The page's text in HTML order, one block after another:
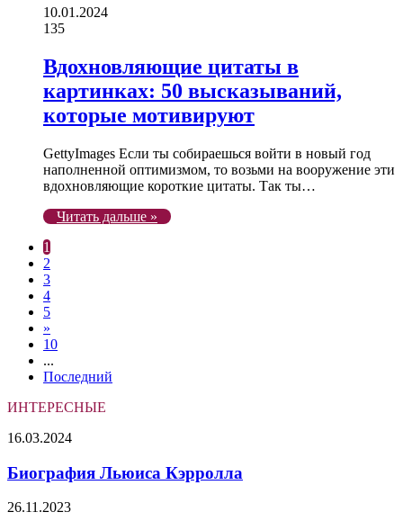
10.01.2024
135
Вдохновляющие цитаты в
картинках: 50 высказываний,
которые мотивируют
GettyImages Если ты собираешься войти в новый год
наполненной оптимизмом, то возьми на вооружение эти
вдохновляющие короткие цитаты. Так ты…
Читать дальше »
1
2
3
4
5
»
10
...
Последний
ИНТЕРЕСНЫЕ
Биография
Кэрролла
16.03.2024
Биография Льюиса Кэрролла
Тест
26.11.2023